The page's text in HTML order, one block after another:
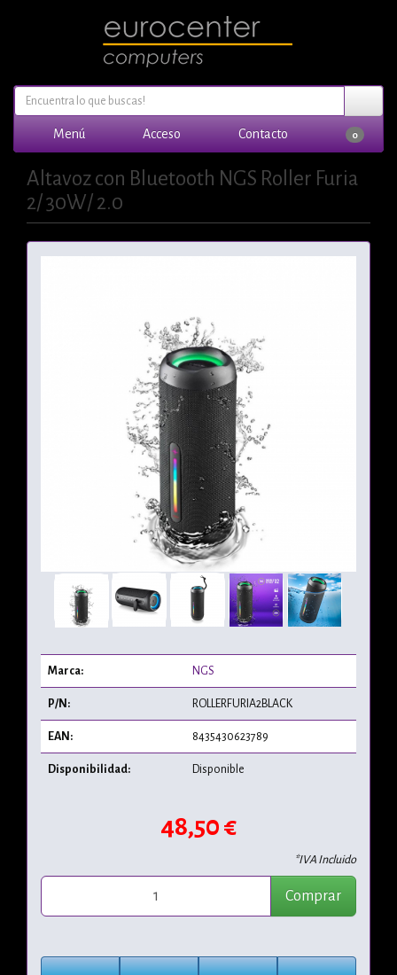
Menú Acceso Contacto 0
Altavoz con Bluetooth NGS Roller Furia
2/ 30W/ 2.0
Marca: NGS
P/N: ROLLERFURIA2BLACK
EAN: 8435430623789
Disponibilidad: Disponible
48,50 €
*IVA Incluido
Comprar